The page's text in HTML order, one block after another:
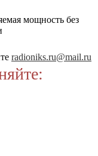
мощность без
radioniks.ru@mail.ru